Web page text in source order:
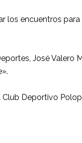
los encuentros para
José Valero
Deportivo